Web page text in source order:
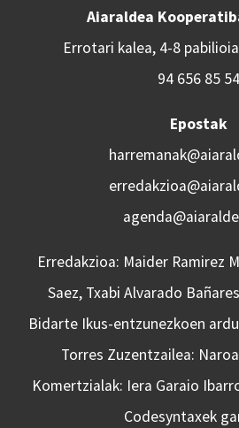
Aiaraldea
Errotari kalea, 4-8
94 656 85 54
Epostak
Erredakzioa: Maider Ramirez
Saez, Txabi Alvarado
Bidarte Ikus-entzunezkoen
Torres Zuzentzailea:
Komertzialak: Iera Garaio
Codesyntaxek